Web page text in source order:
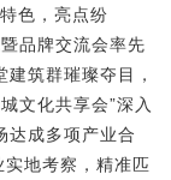
色，亮点纷
品牌交流会率先
筑群璀璨夺目，
文化共享会”深入
达成多项产业合
地考察，精准匹